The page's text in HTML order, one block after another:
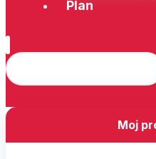
Plan
Moj